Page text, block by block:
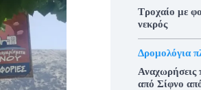
Τροχαίο με
νεκρός
Δρομολόγια
Αναχωρήσεις
από Σίφνο